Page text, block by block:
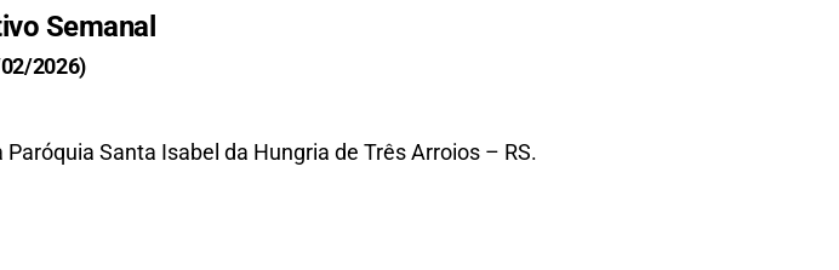
Semanal
2026)
Santa Isabel da Hungria de Três Arroios – RS.